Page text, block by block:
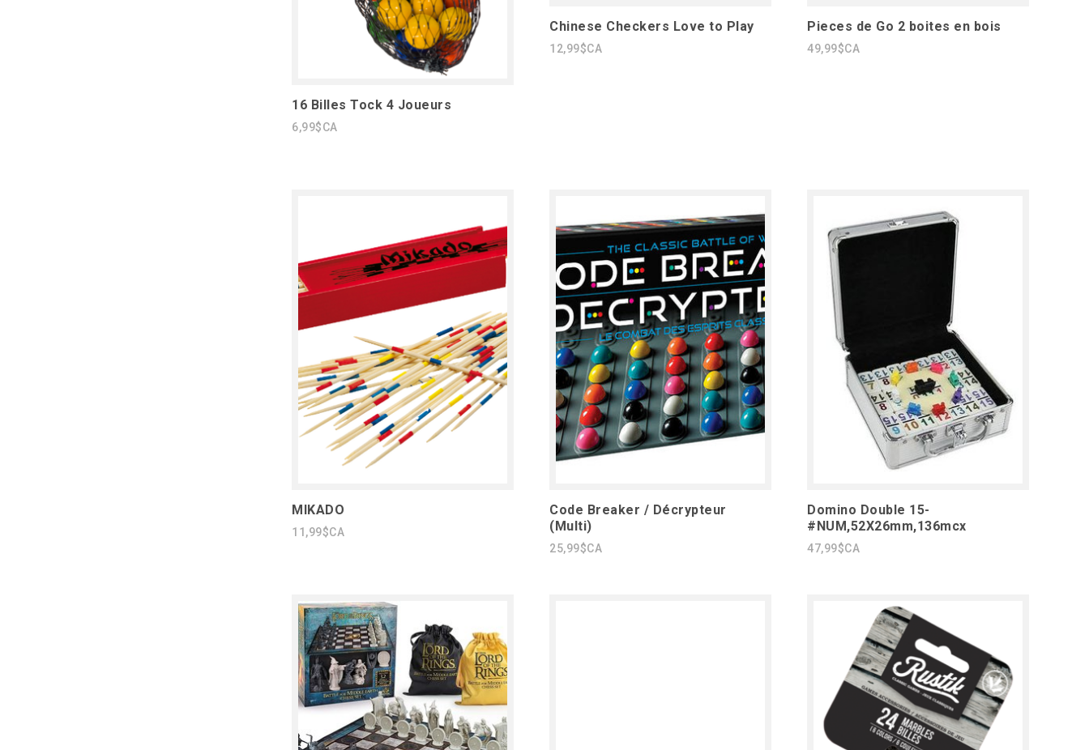
16 Billes Tock 4 Joueurs
6,99$CA
Chinese Checkers Love to Play
12,99$CA
Pieces de Go 2 boites en bois
49,99$CA
MIKADO
11,99$CA
Code Breaker / Décrypteur
(Multi)
25,99$CA
Domino Double 15-
#NUM,52X26mm,136mcx
47,99$CA